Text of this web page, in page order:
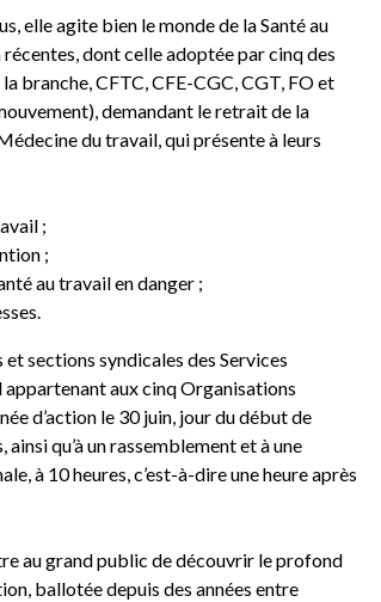
elle agite bien le monde de la Santé au
dont celle adoptée par cinq des
branche, CFTC, CFE-CGC, CGT, FO et
demandant le retrait de la
du travail, qui présente à leurs
;
;
au travail en danger ;
sections syndicales des Services
aux cinq Organisations
d’action le 30 juin, jour du début de
qu’à un rassemblement et à une
à 10 heures, c’est-à-dire une heure après
au grand public de découvrir le profond
ballotée depuis des années entre